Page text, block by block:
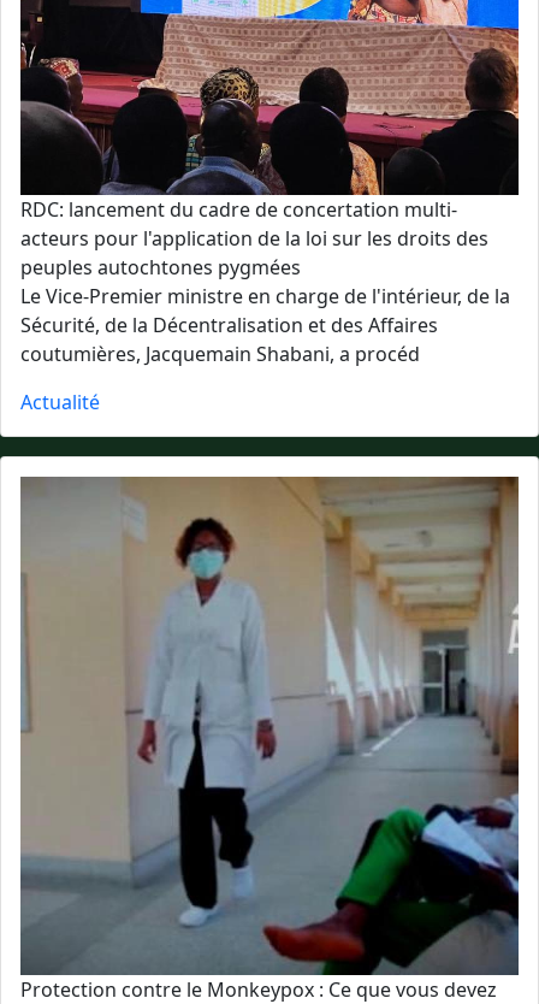
RDC: lancement du cadre de concertation multi-
acteurs pour l'application de la loi sur les droits des
peuples autochtones pygmées
Le Vice-Premier ministre en charge de l'intérieur, de la
Sécurité, de la Décentralisation et des Affaires
coutumières, Jacquemain Shabani, a procéd
Actualité
Protection contre le Monkeypox : Ce que vous devez